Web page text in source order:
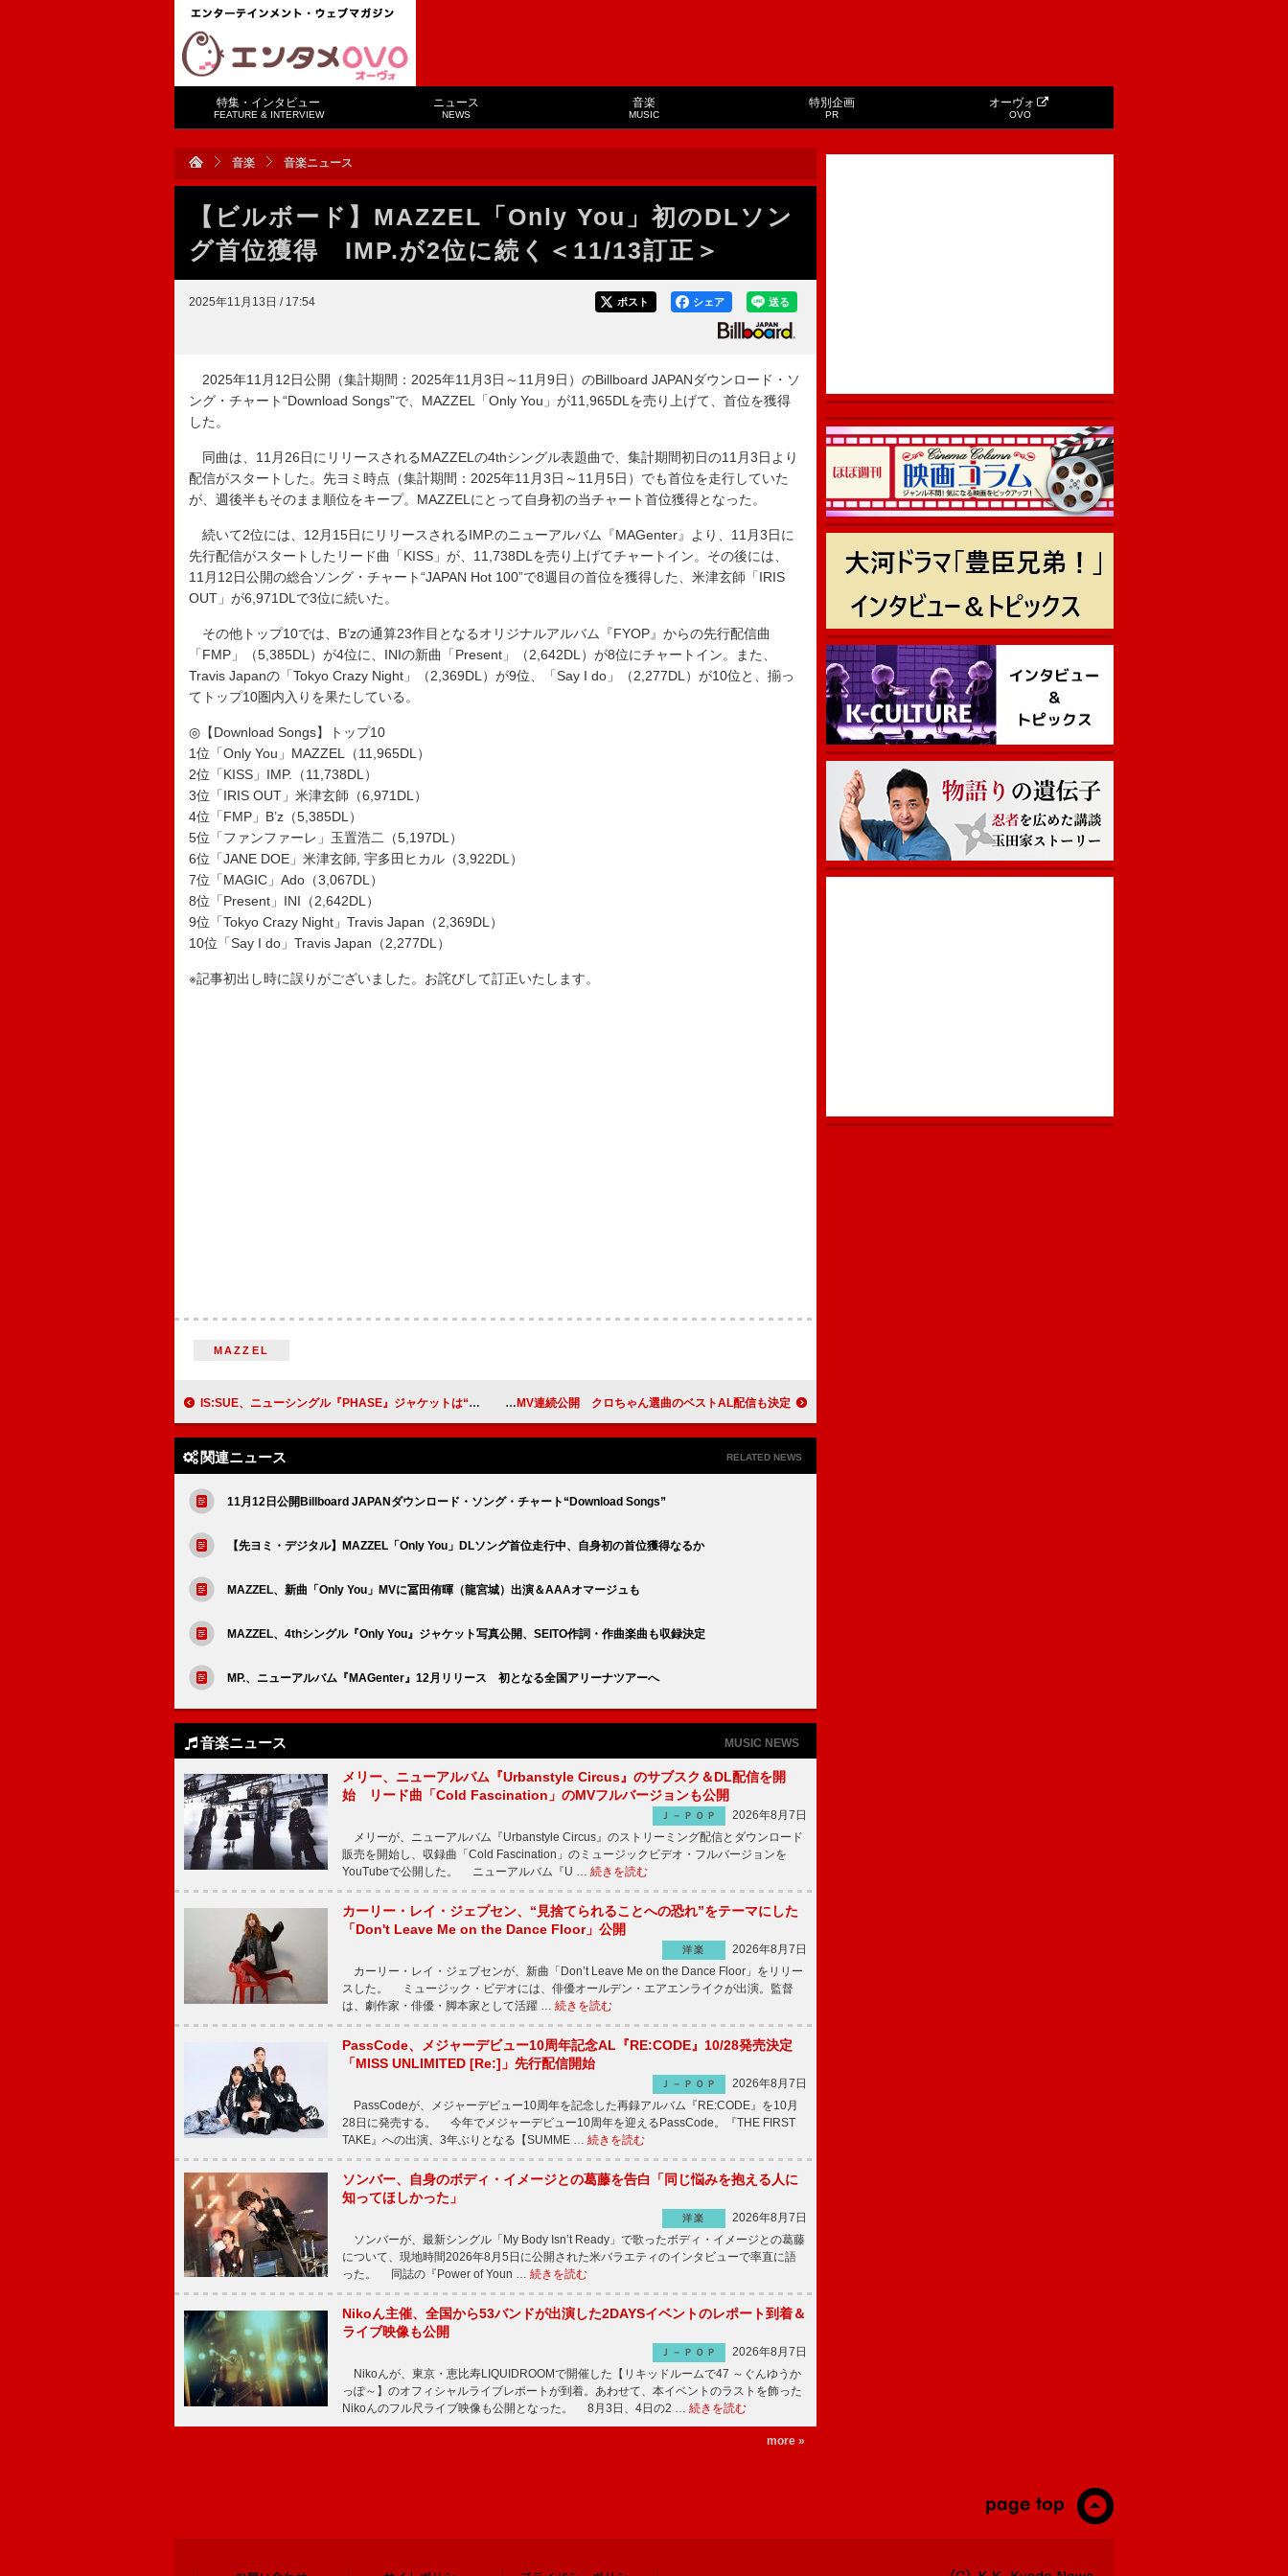
特集・インタビュー
FEATURE & INTERVIEW
ニュース
NEWS
音楽
MUSIC
特別企画
PR
オーヴォ
OVO
音楽 音楽ニュース
【ビルボード】MAZZEL「Only You」初のDLソン
グ首位獲得 IMP.が2位に続く＜11/13訂正＞
2025年11月13日 / 17:54 送る
シェア
ポスト
2025年11月12日公開（集計期間：2025年11月3日～11月9日）のBillboard JAPANダウンロード・ソ
ング・チャート“Download Songs”で、MAZZEL「Only You」が11,965DLを売り上げて、首位を獲得
した。
同曲は、11月26日にリリースされるMAZZELの4thシングル表題曲で、集計期間初日の11月3日より
配信がスタートした。先ヨミ時点（集計期間：2025年11月3日～11月5日）でも首位を走行していた
が、週後半もそのまま順位をキープ。MAZZELにとって自身初の当チャート首位獲得となった。
続いて2位には、12月15日にリリースされるIMP.のニューアルバム『MAGenter』より、11月3日に
先行配信がスタートしたリード曲「KISS」が、11,738DLを売り上げてチャートイン。その後には、
11月12日公開の総合ソング・チャート“JAPAN Hot 100”で8週目の首位を獲得した、米津玄師「IRIS
OUT」が6,971DLで3位に続いた。
その他トップ10では、B’zの通算23作目となるオリジナルアルバム『FYOP』からの先行配信曲
「FMP」（5,385DL）が4位に、INIの新曲「Present」（2,642DL）が8位にチャートイン。また、
Travis Japanの「Tokyo Crazy Night」（2,369DL）が9位、「Say I do」（2,277DL）が10位と、揃っ
てトップ10圏内入りを果たしている。
◎【Download Songs】トップ10
1位「Only You」MAZZEL（11,965DL）
2位「KISS」IMP.（11,738DL）
3位「IRIS OUT」米津玄師（6,971DL）
4位「FMP」B’z（5,385DL）
5位「ファンファーレ」玉置浩二（5,197DL）
6位「JANE DOE」米津玄師, 宇多田ヒカル（3,922DL）
7位「MAGIC」Ado（3,067DL）
8位「Present」INI（2,642DL）
9位「Tokyo Crazy Night」Travis Japan（2,369DL）
10位「Say I do」Travis Japan（2,277DL）
※記事初出し時に誤りがございました。お詫びして訂正いたします。
MAZZEL
IS:SUE、ニューシングル『PHASE』ジャケットは“月”がテーマ 豆柴の大群、「ぱわうぇいっ!」「りステップ」MV連続公開 クロちゃん選曲のベストAL配信も決定
関連ニュース RELATED NEWS
11月12日公開Billboard JAPANダウンロード・ソング・チャート“Download Songs”
【先ヨミ・デジタル】MAZZEL「Only You」DLソング首位走行中、自身初の首位獲得なるか
MAZZEL、新曲「Only You」MVに冨田侑暉（龍宮城）出演＆AAAオマージュも
MAZZEL、4thシングル『Only You』ジャケット写真公開、SEITO作詞・作曲楽曲も収録決定
MP.、ニューアルバム『MAGenter』12月リリース 初となる全国アリーナツアーへ
音楽ニュース MUSIC NEWS
メリー、ニューアルバム『Urbanstyle Circus』のサブスク＆DL配信を開
始 リード曲「Cold Fascination」のMVフルバージョンも公開
Ｊ－ＰＯＰ
2026年8月7日
メリーが、ニューアルバム『Urbanstyle Circus』のストリーミング配信とダウンロード
販売を開始し、収録曲「Cold Fascination」のミュージックビデオ・フルバージョンを
YouTubeで公開した。 ニューアルバム『U … 続きを読む
カーリー・レイ・ジェプセン、“見捨てられることへの恐れ”をテーマにした
「Don't Leave Me on the Dance Floor」公開
洋楽
2026年8月7日
カーリー・レイ・ジェプセンが、新曲「Don’t Leave Me on the Dance Floor」をリリー
スした。 ミュージック・ビデオには、俳優オールデン・エアエンライクが出演。監督
は、劇作家・俳優・脚本家として活躍 … 続きを読む
PassCode、メジャーデビュー10周年記念AL『RE:CODE』10/28発売決定
「MISS UNLIMITED [Re:]」先行配信開始
Ｊ－ＰＯＰ
2026年8月7日
PassCodeが、メジャーデビュー10周年を記念した再録アルバム『RE:CODE』を10月
28日に発売する。 今年でメジャーデビュー10周年を迎えるPassCode。『THE FIRST
TAKE』への出演、3年ぶりとなる【SUMME … 続きを読む
ソンバー、自身のボディ・イメージとの葛藤を告白「同じ悩みを抱える人に
知ってほしかった」
洋楽
2026年8月7日
ソンバーが、最新シングル「My Body Isn’t Ready」で歌ったボディ・イメージとの葛藤
について、現地時間2026年8月5日に公開された米バラエティのインタビューで率直に語
った。 同誌の『Power of Youn … 続きを読む
Nikoん主催、全国から53バンドが出演した2DAYSイベントのレポート到着＆
ライブ映像も公開
Ｊ－ＰＯＰ
2026年8月7日
Nikoんが、東京・恵比寿LIQUIDROOMで開催した【リキッドルームで47 ～ぐんゆうか
っぽ～】のオフィシャルライブレポートが到着。あわせて、本イベントのラストを飾った
Nikoんのフル尺ライブ映像も公開となった。 8月3日、4日の2 … 続きを読む
more »